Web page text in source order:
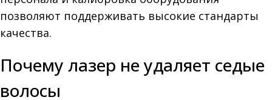
позволяют поддерживать высокие стандарты
качества.
Почему лазер не удаляет седые
волосы